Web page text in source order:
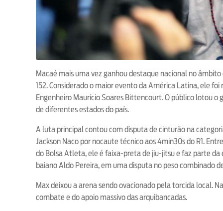
Macaé mais uma vez ganhou destaque nacional no
152. Considerado o maior evento da América Latina, ele
Engenheiro Maurício Soares Bittencourt. O público lotou
de diferentes estados do país.
A luta principal contou com disputa de cinturão na
Jackson Naco por nocaute técnico aos 4min30s do R1.
do Bolsa Atleta, ele é faixa-preta de jiu-jitsu e faz parte da
baiano Aldo Pereira, em uma disputa no peso combinado
Max deixou a arena sendo ovacionado pela torcida local.
combate e do apoio massivo das arquibancadas.